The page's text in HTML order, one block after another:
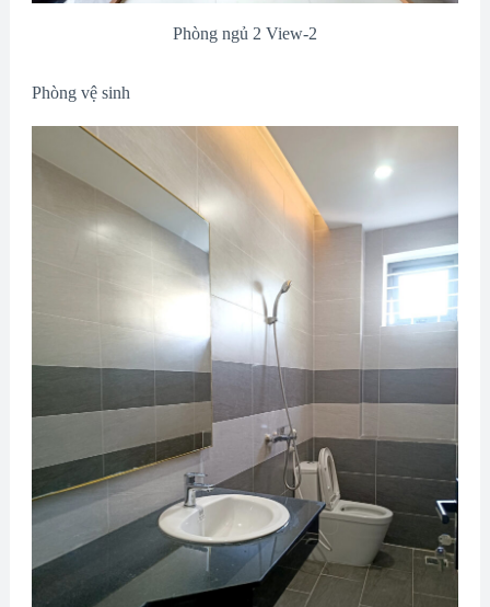
Phòng ngủ 2 View-2
Phòng vệ sinh